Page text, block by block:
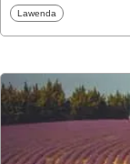
Fototapety
Lawenda